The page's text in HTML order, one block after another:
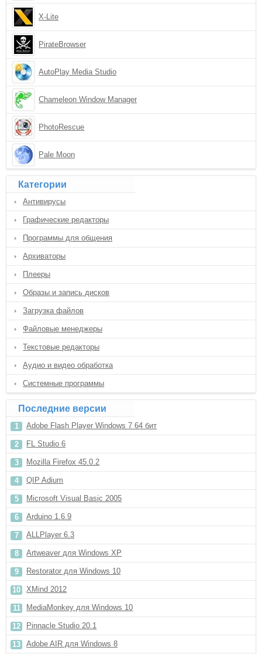
X-Lite
PirateBrowser
AutoPlay Media Studio
Chameleon Window Manager
PhotoRescue
Pale Moon
Категории
Антивирусы
Графические редакторы
Программы для общения
Архиваторы
Плееры
Образы и запись дисков
Загрузка файлов
Файловые менеджеры
Текстовые редакторы
Аудио и видео обработка
Системные программы
Последние версии
Adobe Flash Player Windows 7 64 бит
FL Studio 6
Mozilla Firefox 45.0.2
QIP Adium
Microsoft Visual Basic 2005
Arduino 1.6.9
ALLPlayer 6.3
Artweaver для Windows XP
Restorator для Windows 10
XMind 2012
MediaMonkey для Windows 10
Pinnacle Studio 20.1
Adobe AIR для Windows 8